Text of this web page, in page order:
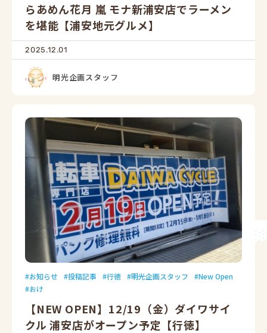
らあめん花月 嵐 モナ新浦安店でラーメン
を堪能【浦安地元グルメ】
2025.12.01
明光企画スタッフ
お知らせ 投稿記事 行徳 明光企画スタッフ
New Open
おけ
【NEW OPEN】12/19（金）ダイワサイ
クル 浦安店がオープン予定【行徳】